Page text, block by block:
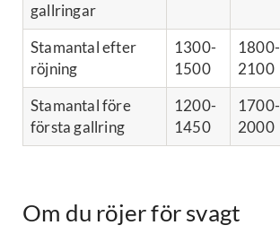
gallringar
Stamantal efter
röjning
1300-
1500
1800-
2100
Stamantal före
första gallring
1200-
1450
1700-
2000
Om du röjer för svagt